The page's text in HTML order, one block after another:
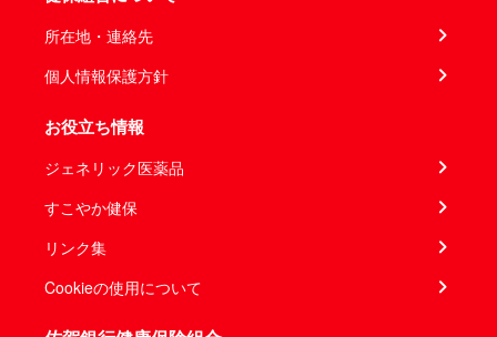
所在地・連絡先
個人情報保護方針
お役立ち情報
ジェネリック医薬品
すこやか健保
リンク集
Cookieの使用について